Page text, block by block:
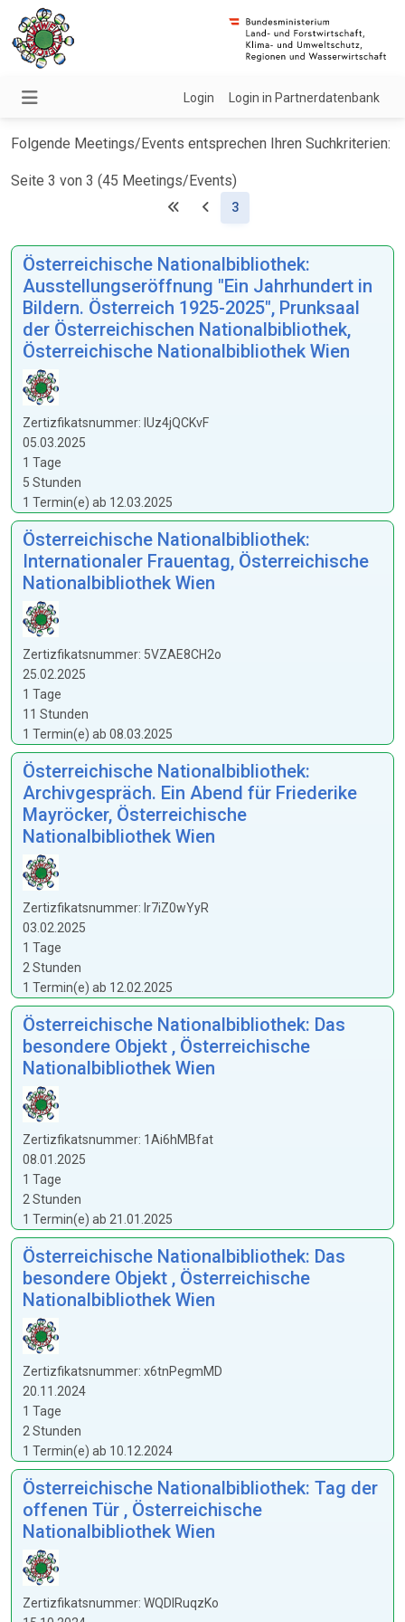
Login Login in Partnerdatenbank
Folgende Meetings/Events entsprechen Ihren Suchkriterien:
Seite 3 von 3 (45 Meetings/Events)
3(Aktuell)
Österreichische Nationalbibliothek:
Ausstellungseröffnung "Ein Jahrhundert in
Bildern. Österreich 1925-2025", Prunksaal
der Österreichischen Nationalbibliothek,
Österreichische Nationalbibliothek Wien
Zertizfikatsnummer: IUz4jQCKvF
05.03.2025
1 Tage
5 Stunden
1 Termin(e) ab 12.03.2025
Österreichische Nationalbibliothek:
Internationaler Frauentag, Österreichische
Nationalbibliothek Wien
Zertizfikatsnummer: 5VZAE8CH2o
25.02.2025
1 Tage
11 Stunden
1 Termin(e) ab 08.03.2025
Österreichische Nationalbibliothek:
Archivgespräch. Ein Abend für Friederike
Mayröcker, Österreichische
Nationalbibliothek Wien
Zertizfikatsnummer: lr7iZ0wYyR
03.02.2025
1 Tage
2 Stunden
1 Termin(e) ab 12.02.2025
Österreichische Nationalbibliothek: Das
besondere Objekt , Österreichische
Nationalbibliothek Wien
Zertizfikatsnummer: 1Ai6hMBfat
08.01.2025
1 Tage
2 Stunden
1 Termin(e) ab 21.01.2025
Österreichische Nationalbibliothek: Das
besondere Objekt , Österreichische
Nationalbibliothek Wien
Zertizfikatsnummer: x6tnPegmMD
20.11.2024
1 Tage
2 Stunden
1 Termin(e) ab 10.12.2024
Österreichische Nationalbibliothek: Tag der
offenen Tür , Österreichische
Nationalbibliothek Wien
Zertizfikatsnummer: WQDIRuqzKo